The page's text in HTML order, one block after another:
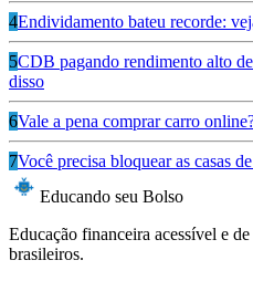
4Endividamento bateu recorde:
5CDB pagando rendimento alto
disso
6Vale a pena comprar carro
7Você precisa bloquear as casas
Educando seu Bolso
Educação financeira acessível e
brasileiros.